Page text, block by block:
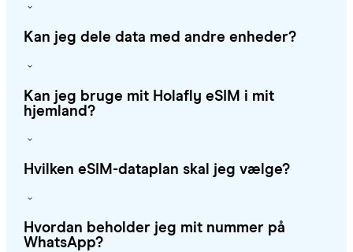
Kan jeg dele data med andre enheder?
Kan jeg bruge mit Holafly eSIM i mit
hjemland?
Hvilken eSIM-dataplan skal jeg vælge?
Hvordan beholder jeg mit nummer på
WhatsApp?